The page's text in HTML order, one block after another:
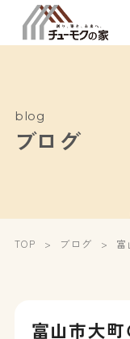
blog
ブログ
TOP ブログ
富山市大